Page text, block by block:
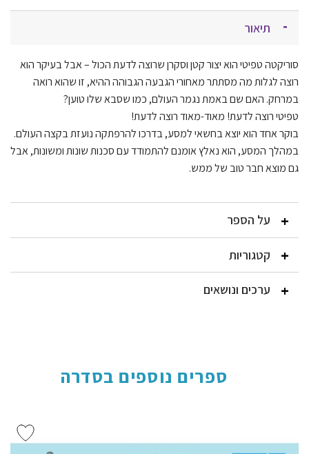
תיאור
סוריקטה טפיטי הוא יצור קטן וסקרן שרוצה לדעת הכול – אבל בעיקר הוא
רוצה לגלות מה מסתתר מאחורי הגבעה הגבוהה ההיא, זו שהוא רואה
במרחק. האם שם באמת נגמר העולם, כמו שסבא שלו טוען?
טפיטי רוצה לדעת! מאוד-מאוד רוצה לדעת!
בוקר אחד הוא יוצא בחשאי למסע, בדרכו להרפתקה נועזת בקצה העולם.
במהלך המסע, הוא נאלץ אומנם להתמודד עם סכנות שונות ומשונות, אבל
גם מוצא חבר טוב של ממש.
על הספר
קטגוריות
ערכים ונושאים
ספרים נוספים בסדרה